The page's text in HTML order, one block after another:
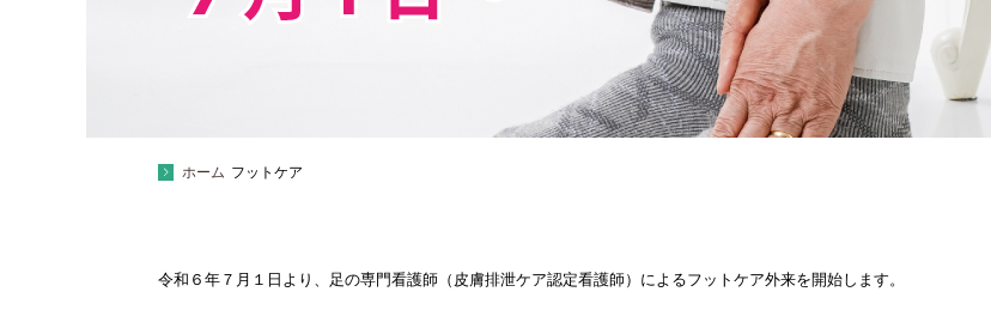
ホーム フットケア
令和６年７月１日より、足の専門看護師（皮膚排泄ケア認定看護師）によるフットケア外来を開始します。